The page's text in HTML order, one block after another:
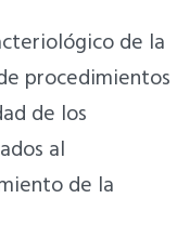
de la
procedimientos
de los
al
de la